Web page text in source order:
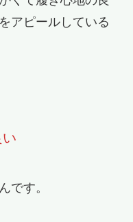
アピールしている
です。